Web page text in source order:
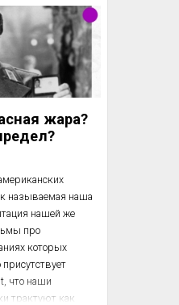
плеер кассету и,
выкрикивает
Хотя вы
что значат эти
и переводя
по следам» уже
нужно
а затем
...
жара?
называемая наша
нашей же
про
которых
что наши
трактуют как